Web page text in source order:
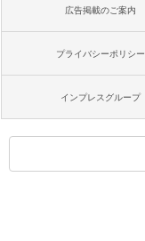
広告掲載のご案内
プライバシーポリシー
インプレスグループ